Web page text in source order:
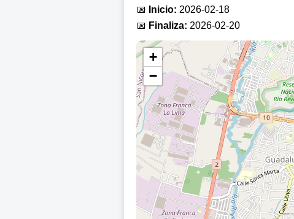
📅
Inicio: 2026-02-18
📅 Finaliza: 2026-02-20
+
−